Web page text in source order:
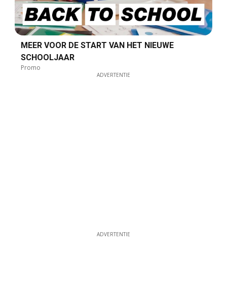
MEER VOOR DE START VAN HET NIEUWE
SCHOOLJAAR
Promo
ADVERTENTIE
ADVERTENTIE